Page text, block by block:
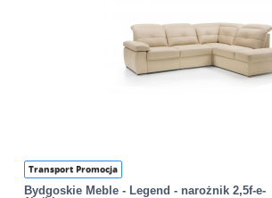
Transport Promocja
Bydgoskie Meble - Legend - narożnik 2,5f-e-